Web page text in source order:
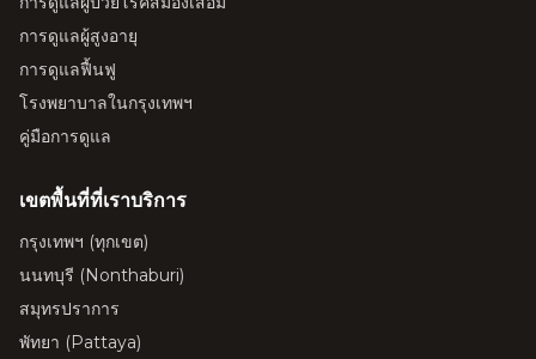
การดูแลผู้สูงอายุ
การดูแลฟื้นฟู
โรงพยาบาลในกรุงเทพฯ
คู่มือการดูแล
เขตพื้นที่ที่เราบริการ
กรุงเทพฯ (ทุกเขต)
นนทบุรี (Nonthaburi)
สมุทรปราการ
พัทยา (Pattaya)